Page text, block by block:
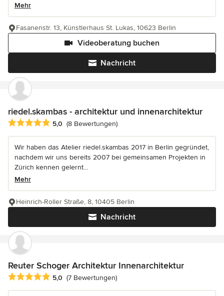
Mehr
Nachricht
Videoberatung buchen
Fasanenstr. 13, Künstlerhaus St. Lukas, 10623 Berlin
riedel.skambas - architektur und innenarchitektur
Durchschnittliche Bewertung: 5 von 5 Sternen
5,0 (8 Bewertungen)
Wir haben das Atelier riedel.skambas 2017 in Berlin gegründet,
nachdem wir uns bereits 2007 bei gemeinsamen Projekten in
Zürich kennen gelernt...
Mehr
Nachricht
Heinrich-Roller Straße, 8, 10405 Berlin
Reuter Schoger Architektur Innenarchitektur
Durchschnittliche Bewertung: 5 von 5 Sternen
5,0 (7 Bewertungen)